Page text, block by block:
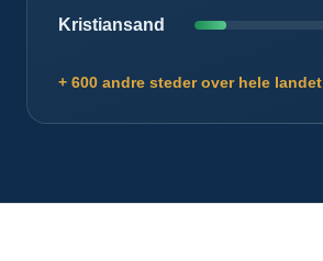
Kristiansand
+ 600 andre steder over hele landet